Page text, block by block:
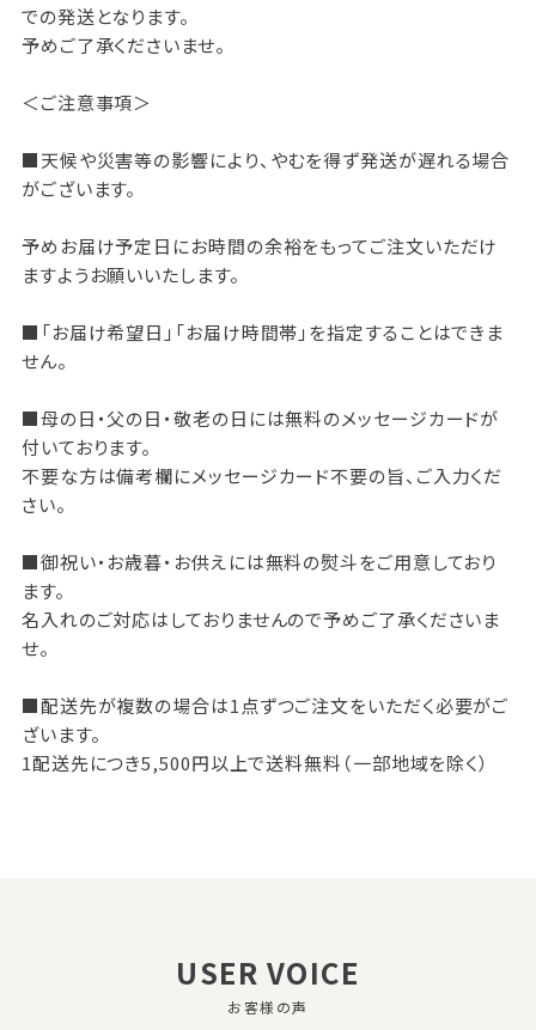
での発送となります。
予めご了承くださいませ。
＜ご注意事項＞
■天候や災害等の影響により、やむを得ず発送が遅れる場合
がございます。
予めお届け予定日にお時間の余裕をもってご注文いただけ
ますようお願いいたします。
■「お届け希望日」「お届け時間帯」を指定することはできま
せん。
■母の日・父の日・敬老の日には無料のメッセージカードが
付いております。
不要な方は備考欄にメッセージカード不要の旨、ご入力くだ
さい。
■御祝い・お歳暮・お供えには無料の熨斗をご用意しており
ます。
名入れのご対応はしておりませんので予めご了承くださいま
せ。
■配送先が複数の場合は1点ずつご注文をいただく必要がご
ざいます。
1配送先につき5,500円以上で送料無料（一部地域を除く）
USER VOICE
お客様の声